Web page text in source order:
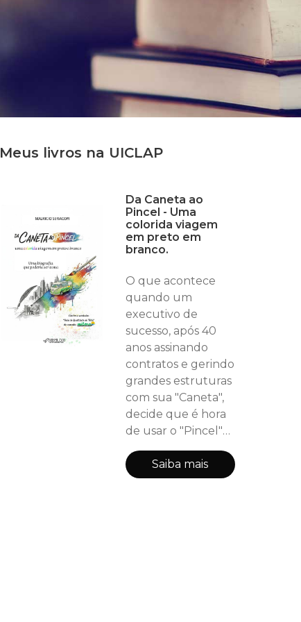
Meus livros na UICLAP
Da Caneta ao
Pincel - Uma
colorida viagem
em preto em
branco.
O que acontece
quando um
executivo de
sucesso, após 40
anos assinando
contratos e gerindo
grandes estruturas
com sua "Caneta",
decide que é hora
de usar o "Pincel"
para colorir o
próprio destino?
Em Da Caneta ao
Saiba mais